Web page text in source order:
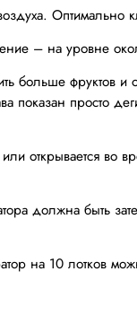
– на уровне
больше фруктов и
показан просто
открывается во
должна быть
на 10 лотков